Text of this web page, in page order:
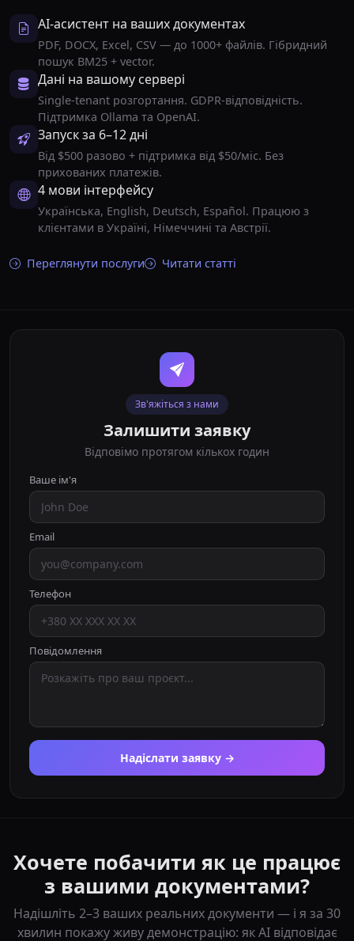
AI-асистент на ваших документах
PDF, DOCX, Excel, CSV — до 1000+ файлів. Гібридний
пошук BM25 + vector.
Дані на вашому сервері
Single-tenant розгортання. GDPR-відповідність.
Підтримка Ollama та OpenAI.
Запуск за 6–12 дні
Від $500 разово + підтримка від $50/міс. Без
прихованих платежів.
4 мови інтерфейсу
Українська, English, Deutsch, Español. Працюю з
клієнтами в Україні, Німеччині та Австрії.
Переглянути послуги Читати статті
Зв'яжіться з нами
Залишити заявку
Відповімо протягом кількох годин
Ваше ім'я
Email
Телефон
Повідомлення
Надіслати заявку →
Хочете побачити як це працює
з вашими документами?
Надішліть 2–3 ваших реальних документи — і я за 30
хвилин покажу живу демонстрацію: як AI відповідає